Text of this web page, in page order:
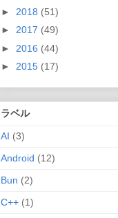
► 2018 (51)
► 2017 (49)
► 2016 (44)
► 2015 (17)
ラベル
AI (3)
Android (12)
Bun (2)
C++ (1)